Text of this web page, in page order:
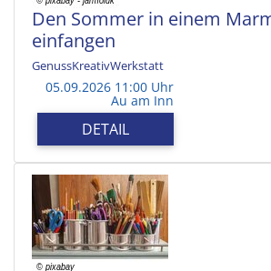
Den Sommer in einem
einfangen
GenussKreativWerkstatt
05.09.2026 11:00 Uhr
Au am Inn
DETAIL